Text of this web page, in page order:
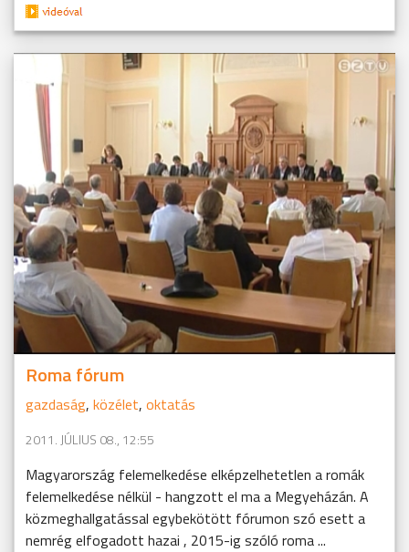
Roma fórum
gazdaság, közélet, oktatás
2011. JÚLIUS 08., 12:55
Magyarország felemelkedése elképzelhetetlen a romák
felemelkedése nélkül - hangzott el ma a Megyeházán. A
közmeghallgatással egybekötött fórumon szó esett a
nemrég elfogadott hazai , 2015-ig szóló roma ...